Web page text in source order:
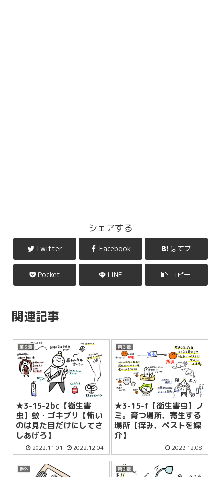
シェアする
Twitter Facebook はてブ
Pocket LINE コピー
関連記事
第３章
★3-15-2bc【衛生害
虫】蚊・ゴキブリ【怖い
のは見た目だけにしてさ
しあげろ】
2022.11.01 2022.12.04
第３章
★3-15-f【衛生害虫】ノ
ミ。育つ場所、寄生する
場所【痒み、ペストを媒
介】
2022.12.08
番外 第３章